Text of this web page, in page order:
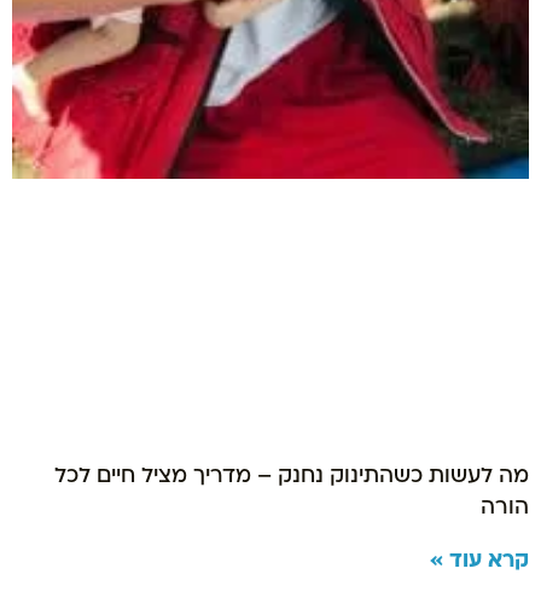
מה לעשות כשהתינוק נחנק – מדריך מציל חיים לכל
הורה
קרא עוד »